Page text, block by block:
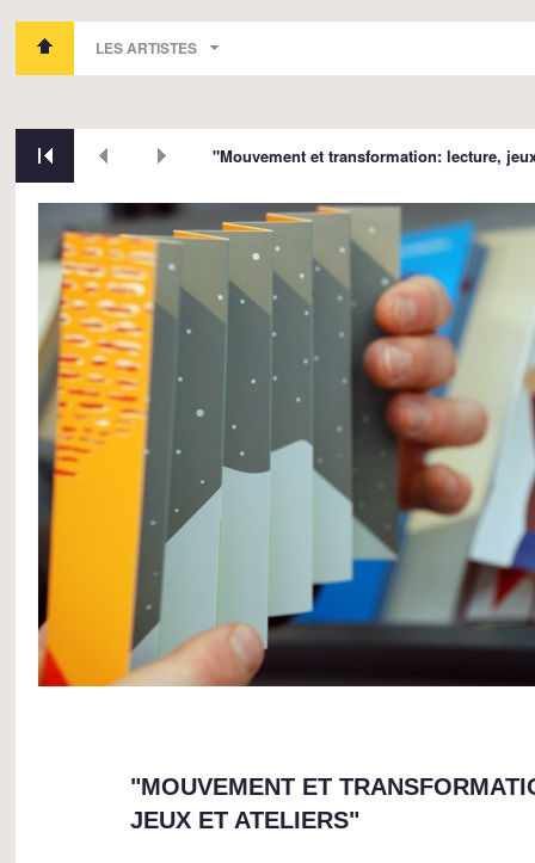
LES ARTISTES
"Mouvement et transformation: lecture,
"MOUVEMENT ET
JEUX ET ATELIERS"